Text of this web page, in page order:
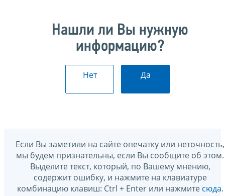
Нашли ли Вы нужную
информацию?
Нет Да
Если Вы заметили на сайте опечатку или неточность,
мы будем признательны, если Вы сообщите об этом.
Выделите текст, который, по Вашему мнению,
содержит ошибку, и нажмите на клавиатуре
комбинацию клавиш: Ctrl + Enter или нажмите сюда.